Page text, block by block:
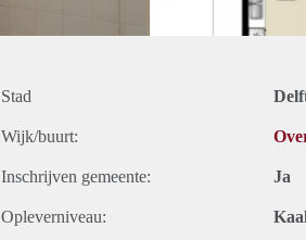
Stad
Wijk/buurt:
Inschrijven gemeente: Ja
Opleverniveau: